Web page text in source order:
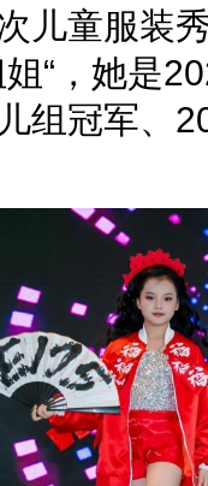
儿童服装
姐“，她是
组冠军、